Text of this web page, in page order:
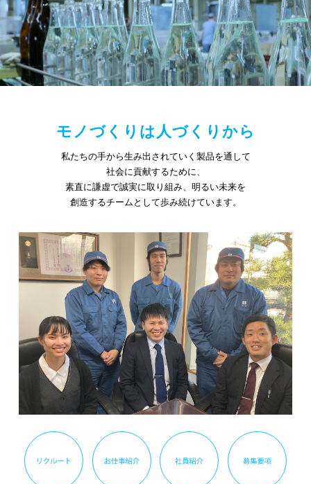
モノづくりは人づくりから
私たちの手から生み出されていく製品を通して
社会に貢献するために、
素直に謙虚で誠実に取り組み、明るい未来を
創造するチームとして歩み続けています。